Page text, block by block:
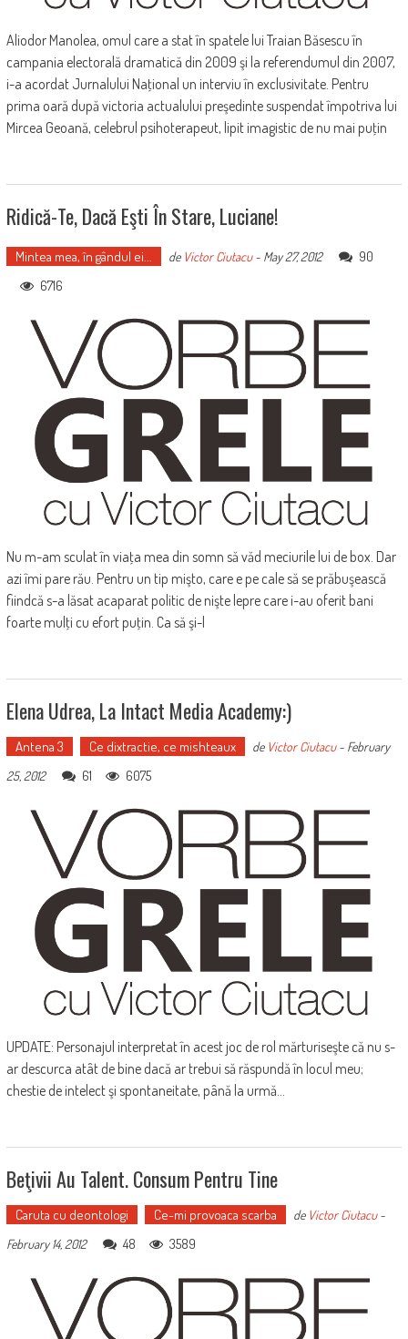
Aliodor Manolea, omul care a stat în spatele lui Traian Băsescu în
campania electorală dramatică din 2009 şi la referendumul din 2007,
i-a acordat Jurnalului Naţional un interviu în exclusivitate. Pentru
prima oară după victoria actualului preşedinte suspendat împotriva lui
Mircea Geoană, celebrul psihoterapeut, lipit imagistic de nu mai puţin
Ridică-Te, Dacă Eşti În Stare, Luciane!
Mintea mea, în gândul ei... de Victor Ciutacu- May 27, 2012
90
6716
Nu m-am sculat în viaţa mea din somn să văd meciurile lui de box. Dar
azi îmi pare rău. Pentru un tip mişto, care e pe cale să se prăbuşească
fiindcă s-a lăsat acaparat politic de nişte lepre care i-au oferit bani
foarte mulţi cu efort puţin. Ca să şi-l
Elena Udrea, La Intact Media Academy:)
Antena 3 Ce dixtractie, ce mishteaux de Victor Ciutacu- February
25, 2012
61 6075
UPDATE: Personajul interpretat în acest joc de rol mărturiseşte că nu s-
ar descurca atât de bine dacă ar trebui să răspundă în locul meu;
chestie de intelect şi spontaneitate, până la urmă...
Beţivii Au Talent. Consum Pentru Tine
Caruta cu deontologi Ce-mi provoaca scarba de Victor Ciutacu-
February 14, 2012
48 3589